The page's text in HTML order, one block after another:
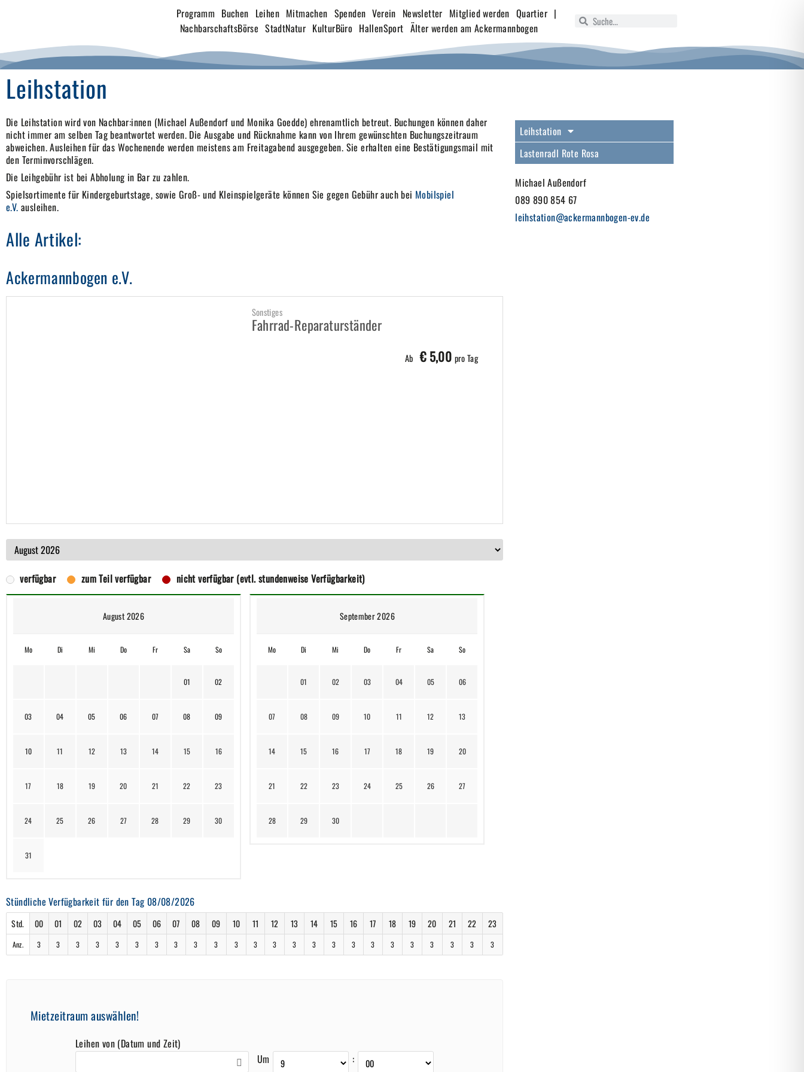
Programm Buchen Leihen Mitmachen Spenden Verein Newsletter Mitglied werden Quartier |
NachbarschaftsBörse StadtNatur KulturBüro HallenSport Älter werden am Ackermannbogen
Leihstation
Die Leihstation wird von Nachbar:innen (Michael Außendorf und Monika Goedde) ehrenamtlich betreut. Buchungen können daher
nicht immer am selben Tag beantwortet werden. Die Ausgabe und Rücknahme kann von Ihrem gewünschten Buchungszeitraum
abweichen. Ausleihen für das Wochenende werden meistens am Freitagabend ausgegeben. Sie erhalten eine Bestätigungsmail mit
den Terminvorschlägen.
Die Leihgebühr ist bei Abholung in Bar zu zahlen.
Spielsortimente für Kindergeburtstage, sowie Groß- und Kleinspielgeräte können Sie gegen Gebühr auch bei Mobilspiel
e.V. ausleihen.
Alle Artikel:
Ackermannbogen e.V.
Sonstiges
Fahrrad-Reparaturständer
Ab € 5,00 pro Tag
verfügbar zum Teil verfügbar nicht verfügbar (evtl. stundenweise Verfügbarkeit)
August 2026
Mo Di Mi Do Fr Sa So
01 02
03 04 05 06 07 08 09
10 11 12 13 14 15 16
17 18 19 20 21 22 23
24 25 26 27 28 29 30
31
September 2026
Mo Di Mi Do Fr Sa So
01 02 03 04 05 06
07 08 09 10 11 12 13
14 15 16 17 18 19 20
21 22 23 24 25 26 27
28 29 30
Stündliche Verfügbarkeit für den Tag 08/08/2026
Std. 00 01 02 03 04 05 06 07 08 09 10 11 12 13 14 15 16 17 18 19 20 21 22 23
Anz. 3 3 3 3 3 3 3 3 3 3 3 3 3 3 3 3 3 3 3 3 3 3 3 3
Mietzeitraum auswählen!
Leihen von (Datum und Zeit)
Um
:
Leihstation
Lastenradl Rote Rosa
Michael Außendorf
089 890 854 67
leihstation@ackermannbogen-ev.de